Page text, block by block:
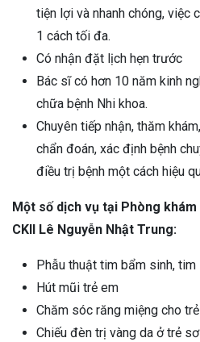
tiện lợi và nhanh chóng,
1 cách tối đa.
Có nhận đặt lịch hẹn trước
Bác sĩ có hơn 10 năm kinh
chữa bệnh Nhi khoa.
Chuyên tiếp nhận, thăm
chẩn đoán, xác định bệnh
điều trị bệnh một cách hiệu
Một số dịch vụ tại Phòng
CKII Lê Nguyễn Nhật Trung:
Phẫu thuật tim bẩm sinh,
Hút mũi trẻ em
Chăm sóc răng miệng cho
Chiếu đèn trị vàng da ở trẻ